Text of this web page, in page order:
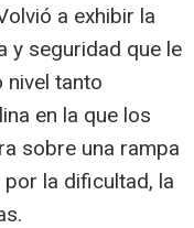
a exhibir la
y seguridad que le
nivel tanto
en la que los
sobre una rampa
la dificultad, la